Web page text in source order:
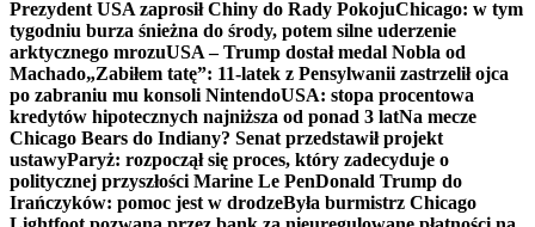
Prezydent USA zaprosił Chiny do Rady PokojuChicago: w tym
tygodniu burza śnieżna do środy, potem silne uderzenie
arktycznego mrozuUSA – Trump dostał medal Nobla od
Machado„Zabiłem tatę”: 11-latek z Pensylwanii zastrzelił ojca
po zabraniu mu konsoli NintendoUSA: stopa procentowa
kredytów hipotecznych najniższa od ponad 3 latNa mecze
Chicago Bears do Indiany? Senat przedstawił projekt
ustawyParyż: rozpoczął się proces, który zadecyduje o
politycznej przyszłości Marine Le PenDonald Trump do
Irańczyków: pomoc jest w drodzeByła burmistrz Chicago